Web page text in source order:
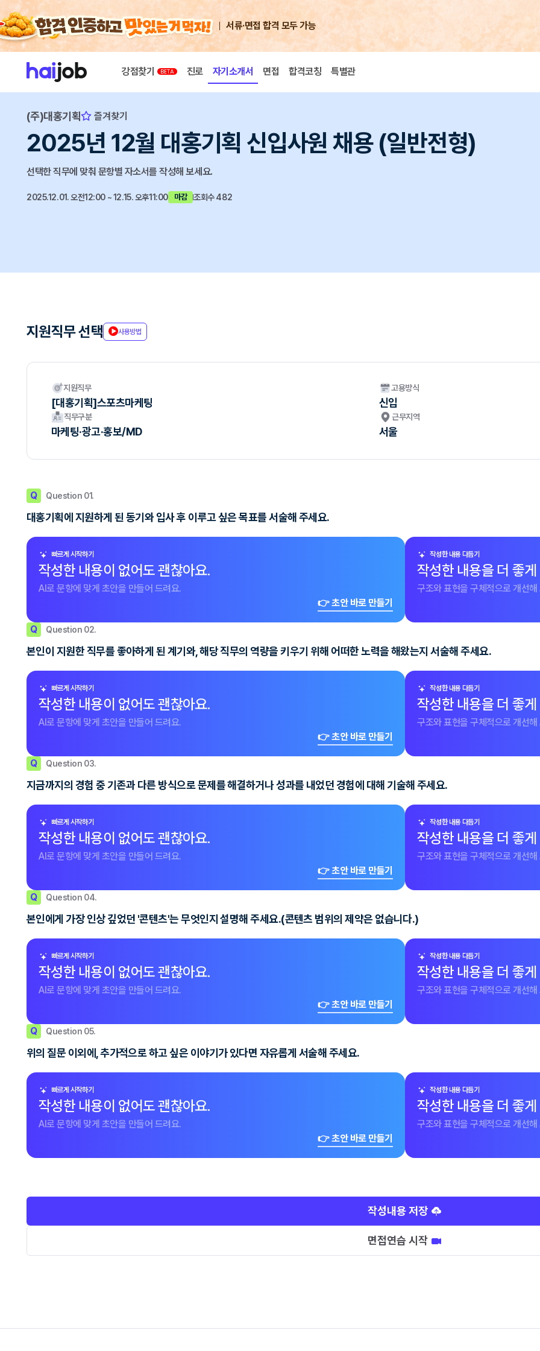
서류·면접 합격 모두 가능
강점찾기 진로 자기소개서 면접 합격코칭 특별관
(주)대홍기획 즐겨찾기
2025년 12월 대홍기획 신입사원 채용 (일반전형)
선택한 직무에 맞춰 문항별 자소서를 작성해 보세요.
2025.12.01. 오전12:00 ~ 12.15. 오후11:00 마감 조회수 482
지원직무 선택 사용방법
지원직무
[대홍기획]스포츠마케팅
고용방식
신입
직무구분
마케팅·광고·홍보/MD
근무지역
서울
Q Question 01.
대홍기획에 지원하게 된 동기와 입사 후 이루고 싶은 목표를 서술해 주세요.
빠르게 시작하기
작성한 내용이 없어도 괜찮아요.
AI로 문항에 맞게 초안을 만들어 드려요.
👉 초안 바로 만들기
작성한 내용 다듬기
작성한 내용을 더 좋
구조와 표현을 구체적으로 개선해
Q Question 02.
본인이 지원한 직무를 좋아하게 된 계기와, 해당 직무의 역량을 키우기 위해 어떠한 노력을 해왔는지 서술해 주세요.
빠르게 시작하기
작성한 내용이 없어도 괜찮아요.
AI로 문항에 맞게 초안을 만들어 드려요.
👉 초안 바로 만들기
작성한 내용 다듬기
작성한 내용을 더 좋
구조와 표현을 구체적으로 개선해
Q Question 03.
지금까지의 경험 중 기존과 다른 방식으로 문제를 해결하거나 성과를 내었던 경험에 대해 기술해 주세요.
빠르게 시작하기
작성한 내용이 없어도 괜찮아요.
AI로 문항에 맞게 초안을 만들어 드려요.
👉 초안 바로 만들기
작성한 내용 다듬기
작성한 내용을 더 좋
구조와 표현을 구체적으로 개선해
Q Question 04.
본인에게 가장 인상 깊었던 '콘텐츠'는 무엇인지 설명해 주세요.(콘텐츠 범위의 제약은 없습니다.)
빠르게 시작하기
작성한 내용이 없어도 괜찮아요.
AI로 문항에 맞게 초안을 만들어 드려요.
👉 초안 바로 만들기
작성한 내용 다듬기
작성한 내용을 더 좋
구조와 표현을 구체적으로 개선해
Q Question 05.
위의 질문 이외에, 추가적으로 하고 싶은 이야기가 있다면 자유롭게 서술해 주세요.
빠르게 시작하기
작성한 내용이 없어도 괜찮아요.
AI로 문항에 맞게 초안을 만들어 드려요.
👉 초안 바로 만들기
작성한 내용 다듬기
작성한 내용을 더 좋
구조와 표현을 구체적으로 개선해
작성내용 저장
면접연습 시작